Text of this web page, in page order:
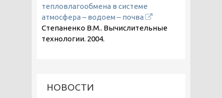
тепловлагообмена в системе
атмосфера – водоем – почва
Степаненко В.М.. Вычислительные
технологии. 2004.
НОВОСТИ